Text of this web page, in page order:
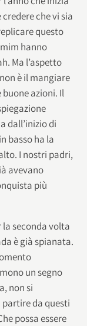
che vi sia
questo
hanno
Ma l’aspetto
è il mangiare
azioni. Il
dall’inizio di
basso ha la
I nostri padri,
avevano
più
seconda volta
è già spianata.
un segno
non si
partire da questi
possa essere